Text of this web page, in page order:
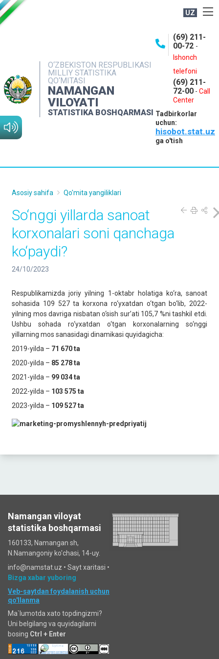
UZ
O‘ZBEKISTON RESPUBLIKASI
MILLIY STATISTIKA
QO‘MITASI
NAMANGAN
VILOYATI
STATISTIKA BOSHQARMASI
(69) 211-
00-72 -
Ishonch
telefoni
(69) 211-
72-00 - Call
Center
Tadbirkorlar
uchun:
hisobot.stat.uz
ga o'tish
NASHRLAR
INTERAKTIV XIZMATLAR
MATBUOT XIZMATI
MUROJAATLAR
Asosiy sahifa Qo'mita yangiliklari
So‘nggi yillarda sanoat
korxonalari soni qanchaga
ko‘paydi?
24/10/2023
Respublikamizda joriy yilning 1-oktabr holatiga ko‘ra, sanoat
sohasida 109 527 ta korxona ro‘yxatdan o‘tgan bo‘lib, 2022-
yilning mos davriga nisbatan o‘sish sur’ati 105,7 %ni tashkil etdi.
Ushbu sohada ro‘yxatdan o‘tgan korxonalarning so‘nggi
yillarning mos sanasidagi dinamikasi quyidagicha:
2019-yilda – 71 670ta
2020-yilda – 85 278ta
2021-yilda – 99 034ta
2022-yilda – 103 575 ta
2023-yilda – 109 527ta
Namangan viloyat
statistika boshqarmasi
160133, Namangan sh,
N.Namangoniy ko'chasi, 14-uy.
info@namstat.uz • Sayt xaritasi •
Bizga xabar yuboring
Veb-saytdan foydalanish uchun
qo'llanma
Ma`lumotda xato topdingizmi?
Uni belgilang va quyidagilarni
bosing Ctrl + Enter